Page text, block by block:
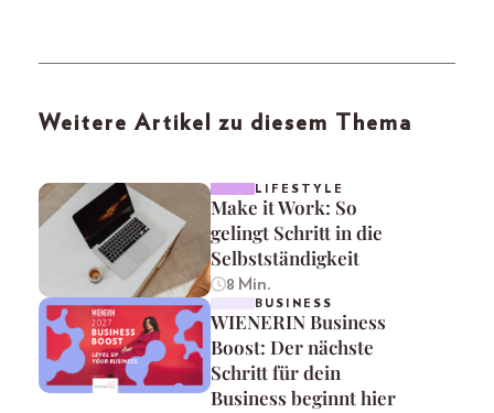
Weitere Artikel zu diesem Thema
LIFESTYLE
Make it Work: So
gelingt Schritt in die
Selbstständigkeit
8 Min.
BUSINESS
WIENERIN Business
Boost: Der nächste
Schritt für dein
Business beginnt hier